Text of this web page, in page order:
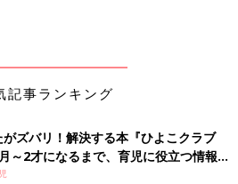
私が子どものころ以上にすべての子
いる管理教育を行っているような気
たちの中には学校でとても不自由な
うした子どもたちを救っていくため
えていかなくてはいけません」（工
記事ランキング
ズバリ！解決する本『ひよこクラブ
2才になるまで、育児に役立つ情報が